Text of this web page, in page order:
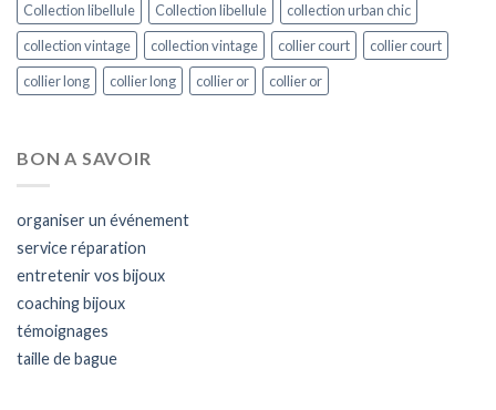
Collection libellule
Collection libellule
collection urban chic
collection vintage
collection vintage collier court
collier court
collier long
collier long collier or collier or
BON A SAVOIR
organiser un événement
service réparation
entretenir vos bijoux
coaching bijoux
témoignages
taille de bague